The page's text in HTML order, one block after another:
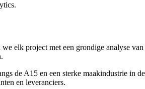
elk project met een grondige analyse
de A15 en een sterke maakindustrie in
en leveranciers.